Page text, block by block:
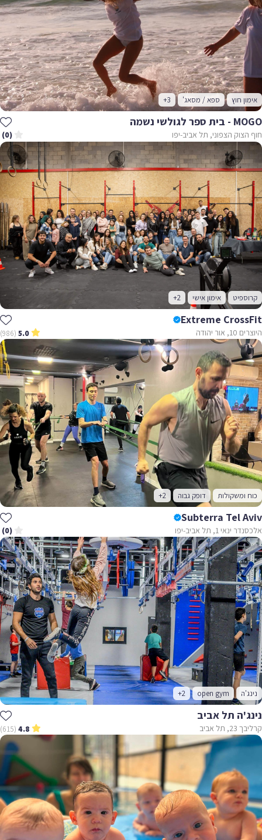
אימון חוץ ספא / מסאג' +3
MOGO - בית ספר לגולשי נשמה
חוף הצוק הצפוני, תל אביב-יפו (0)
קרוספיט אימון אישי +2
Extreme CrossFit
היוצרים 10, אור יהודה 5.0
(986)
כוח ומשקולות דופק גבוה +2
Subterra Tel Aviv
אלכסנדר ינאי 1, תל אביב-יפו (0)
נינג'ה open gym
+2
נינג'ה תל אביב
קרליבך 23, תל אביב 4.8
(615)